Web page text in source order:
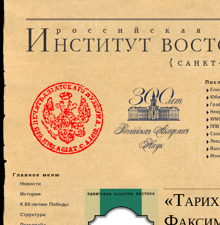
ППВ
Главное меню
Новости
История
К 80-летию Победы
Структура